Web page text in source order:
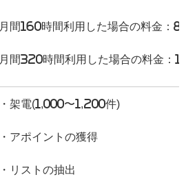
月間160時間利用した場合の料金：
月間320時間利用した場合の料金：
・架電(1,000〜1,200件)
・アポイントの獲得
・リストの抽出